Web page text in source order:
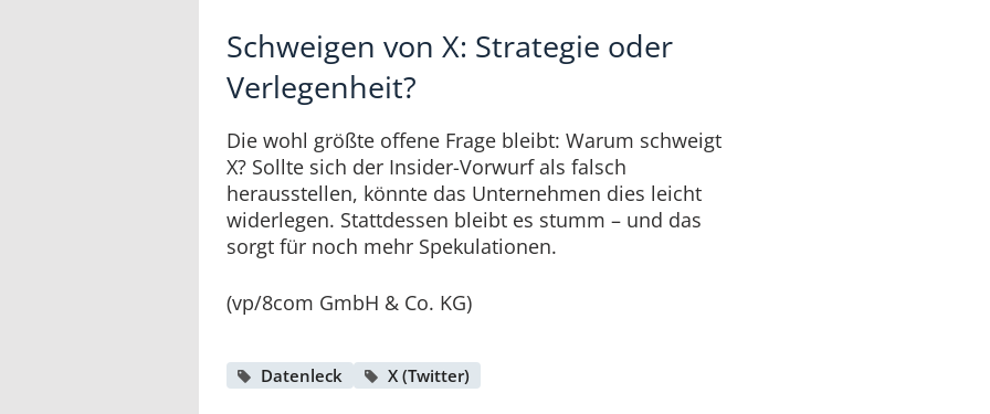
Schweigen von X: Strategie oder
Verlegenheit?
Die wohl größte offene Frage bleibt: Warum schweigt
X? Sollte sich der Insider-Vorwurf als falsch
herausstellen, könnte das Unternehmen dies leicht
widerlegen. Stattdessen bleibt es stumm – und das
sorgt für noch mehr Spekulationen.
(vp/8com GmbH & Co. KG)
Datenleck X (Twitter)